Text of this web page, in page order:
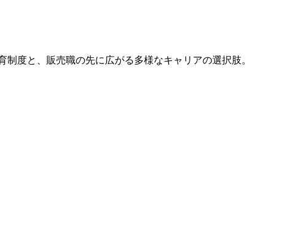
度と、販売職の先に広がる多様なキャリアの選択肢。